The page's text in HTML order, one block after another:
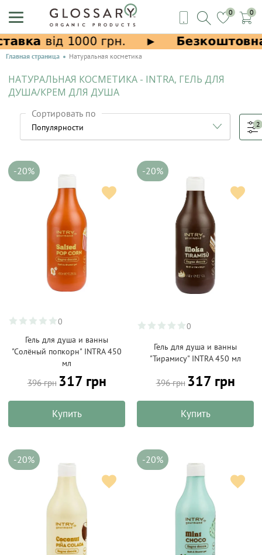
0 0
Главная страница Натуральная косметика
НАТУРАЛЬНАЯ КОСМЕТИКА - INTRA, ГЕЛЬ ДЛЯ
ДУША/КРЕМ ДЛЯ ДУША
Сортировать по
2
-20%
0
Гель для душа и ванны
"Солёный попкорн" INTRA 450
мл
396 грн 317 грн
Купить
-20%
0
Гель для душа и ванны
"Тирамису" INTRA 450 мл
396 грн 317 грн
Купить
-20% -20%